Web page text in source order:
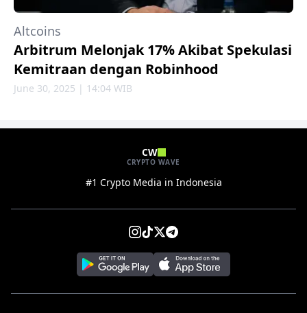
Altcoins
Arbitrum Melonjak 17% Akibat Spekulasi
Kemitraan dengan Robinhood
June 30, 2025 | 14:04 WIB
CW
CRYPTO WAVE
#1 Crypto Media in Indonesia